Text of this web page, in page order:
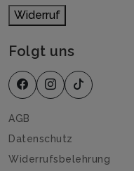
Widerruf
Folgt uns
AGB
Datenschutz
Widerrufsbelehrung